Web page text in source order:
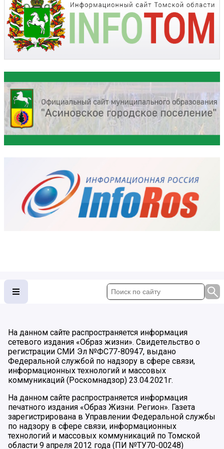
На данном сайте распространяется информация
сетевого издания «Образ жизни». Свидетельство о
регистрации СМИ Эл №ФС77-80947, выдано
Федеральной службой по надзору в сфере связи,
информационных технологий и массовых
коммуникаций (Роскомнадзор) 23.04.2021г.
На данном сайте распространяется информация
печатного издания «Образ Жизни. Регион». Газета
зарегистрирована в Управлении Федеральной службы
по надзору в сфере связи, информационных
технологий и массовых коммуникаций по Томской
области 9 апреля 2012 года (ПИ №ТУ70-00248)